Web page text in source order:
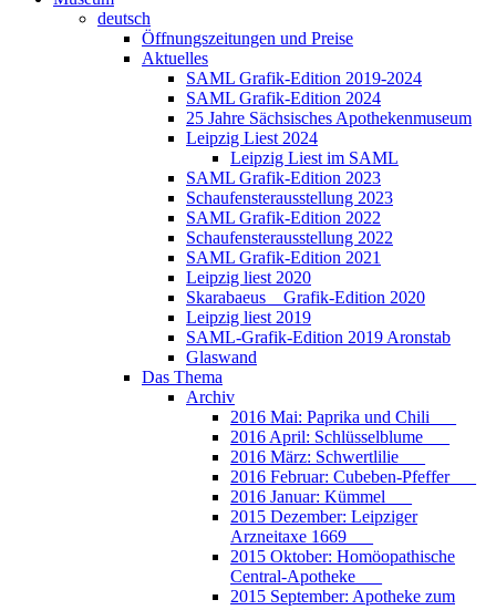
deutsch
Öffnungszeitungen und Preise
Aktuelles
SAML Grafik-Edition 2019-2024
SAML Grafik-Edition 2024
25 Jahre Sächsisches Apothekenmuseum
Leipzig Liest 2024
Leipzig Liest im SAML
SAML Grafik-Edition 2023
Schaufensterausstellung 2023
SAML Grafik-Edition 2022
Schaufensterausstellung 2022
SAML Grafik-Edition 2021
Leipzig liest 2020
Skarabaeus _ Grafik-Edition 2020
Leipzig liest 2019
SAML-Grafik-Edition 2019 Aronstab
Glaswand
Das Thema
Archiv
2016 Mai: Paprika und Chili___
2016 April: Schlüsselblume___
2016 März: Schwertlilie___
2016 Februar: Cubeben-Pfeffer___
2016 Januar: Kümmel___
2015 Dezember: Leipziger
Arzneitaxe 1669___
2015 Oktober: Homöopathische
Central-Apotheke___
2015 September: Apotheke zum